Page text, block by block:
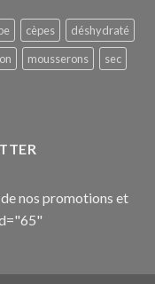
cèpes
déshydraté
mousserons
sec
nos promotions et